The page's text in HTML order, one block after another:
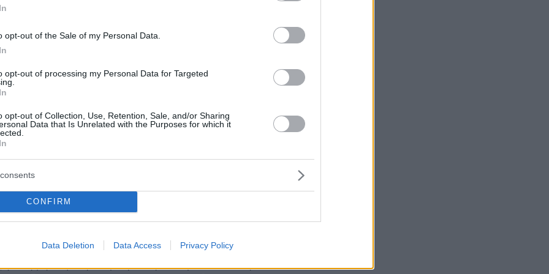
opt-out of the Sale of my Personal Data.
opt-out of processing my Personal Data for Targeted
opt-out of Collection, Use, Retention, Sale, and/or Sharing
Data that Is Unrelated with the Purposes for which it
CONFIRM
Data Deletion Data Access Privacy Policy
και εσείς απελάσατε
διπλωμάτες
του ρωσικού υπουργείου Εξωτερικών επισημαίνει
ποτέ να βοηθήσουμε τους Έλληνες φίλους
υπενθυμίζοντας τη βοήθεια στις φωτιές
του ΝΑΤΟ μπορούν να
στην απομάκρυνση αμάχων
υπουργός Εξωτερικών των ΗΠΑ κατηγόρησε
για τη μη ασφαλή απομάκρυνση των αμάχων από τη